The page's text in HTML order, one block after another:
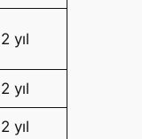
2 yıl
2 yıl
2 yıl